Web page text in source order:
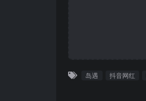
岛遇 抖音网红